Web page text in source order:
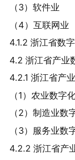
（3）软件业
（4）互联网业
4.1.2 浙江省数
4.2 浙江省产业
4.2.1 浙江省产
（1）农业数字
（2）制造业数
（3）服务业数
4.2.2 浙江省产